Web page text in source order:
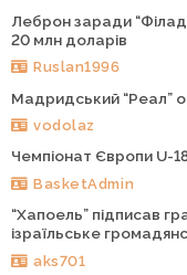
Леброн заради
20 млн доларів
Ruslan1996
Мадридський “Реал”
vodolaz
Чемпіонат Європи U-
BasketAdmin
“Хапоель” підписав
ізраїльське
aks701